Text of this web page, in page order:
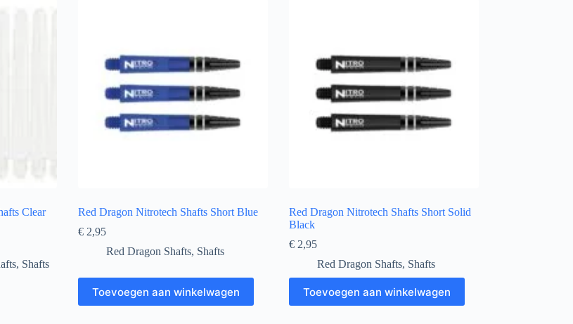
Clear
, Shafts
Red Dragon Nitrotech Shafts Short Blue
€2,95
Red Dragon Shafts, Shafts
Toevoegen aan winkelwagen
Red Dragon Nitrotech Shafts Short Solid
Black
€2,95
Red Dragon Shafts, Shafts
Toevoegen aan winkelwagen